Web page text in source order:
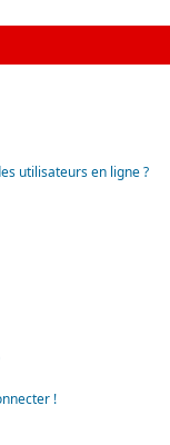
utilisateurs en ligne ?
!